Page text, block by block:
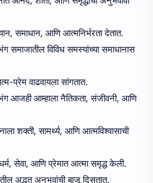
समाधान, आणि आत्मनिर्भरता देतात.
समाजातील विविध समस्यांच्या समाधानास
प्रेम वाढवायला सांगतात.
आजही आम्हाला नैतिकता, संजीवनी, आणि
शक्ती, सामर्थ्य, आणि आत्मविश्वासाची
सेवा, आणि प्रेमात आत्मा समृद्ध केली.
अद्भुत अनुभवांची बाजू दिसतात.